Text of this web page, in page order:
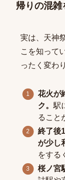
帰りの混雑
実は、天神
こを知って
ったく変わ
花火が
ク。 駅
ること
終了後
が少し
をする
桜ノ宮